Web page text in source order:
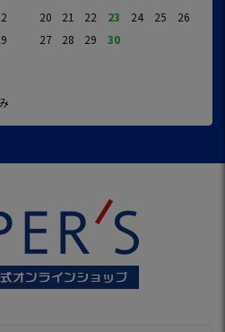
20
21 22 23 24 25
26
27
28 29 30